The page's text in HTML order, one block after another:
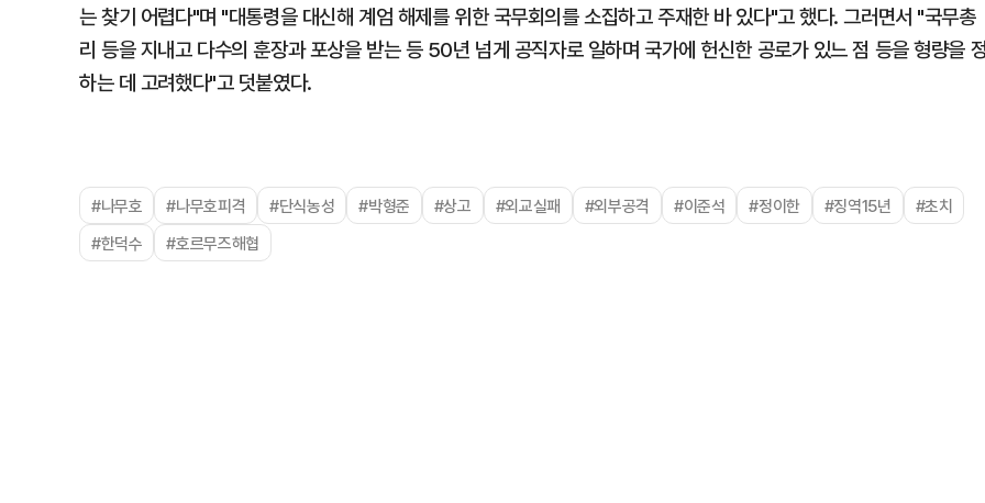
는 찾기 어렵다"며 "대통령을 대신해 계엄 해제를 위한 국무회의를 소집하고 주재한 바 있다"고 했다. 그러면서 "국무총
리 등을 지내고 다수의 훈장과 포상을 받는 등 50년 넘게 공직자로 일하며 국가에 헌신한 공로가 있느 점 등을 형량을
하는 데 고려했다"고 덧붙였다.
#나무호 #나무호피격 #단식농성 #박형준 #상고 #외교실패 #외부공격 #이준석 #정이한 #징역15년
#초치
#한덕수
#호르무즈해협